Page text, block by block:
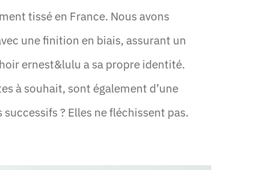
tissé en France. Nous avons
une finition en biais, assurant un
ernest&lulu a sa propre identité.
à souhait, sont également d’une
? Elles ne fléchissent pas.